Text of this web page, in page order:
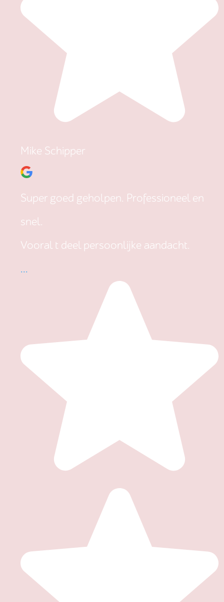
Mike Schipper
Super goed geholpen. Professioneel en
snel.
Vooral t deel persoonlijke aandacht.
...